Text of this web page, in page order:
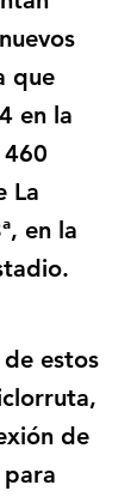
que
en la
460
La
en la
estos
de